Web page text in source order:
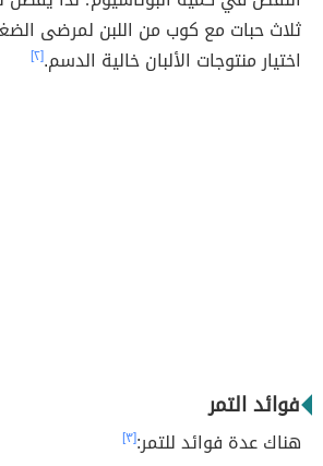
ثلاث حبات مع كوب من اللبن لمرضى
اختيار منتوجات الألبان خالية الدسم.[٢]
فوائد التمر
هناك عدة فوائد للتمر:[٣]